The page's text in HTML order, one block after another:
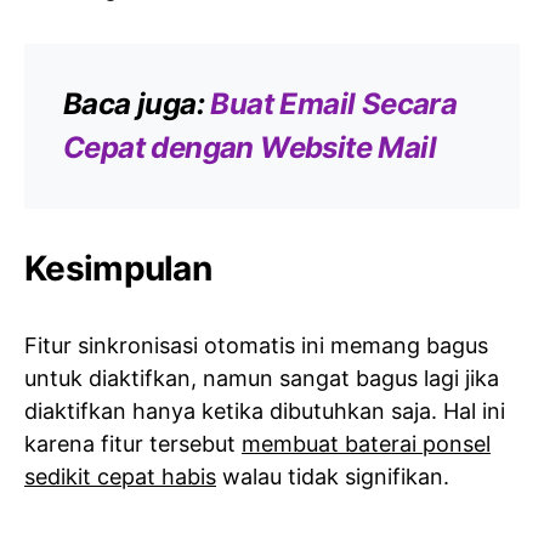
Baca juga:Buat Email Secara
Cepat dengan Website Mail
Kesimpulan
Fitur sinkronisasi otomatis ini memang bagus
untuk diaktifkan, namun sangat bagus lagi jika
diaktifkan hanya ketika dibutuhkan saja. Hal ini
karena fitur tersebut membuat baterai ponsel
sedikit cepat habis walau tidak signifikan.